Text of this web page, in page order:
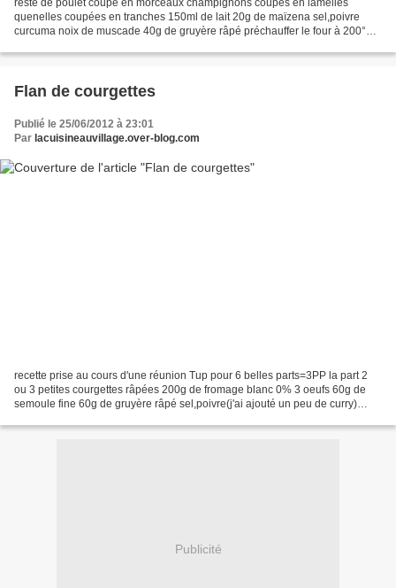
reste de poulet coupé en morceaux champignons coupés en lamelles
quenelles coupées en tranches 150ml de lait 20g de maïzena sel,poivre
curcuma noix de muscade 40g de gruyère râpé préchauffer le four à 200°
Flan de courgettes
Publié le 25/06/2012 à 23:01
Par lacuisineauvillage.over-blog.com
recette prise au cours d'une réunion Tup pour 6 belles parts=3PP la part 2
ou 3 petites courgettes râpées 200g de fromage blanc 0% 3 oeufs 60g de
semoule fine 60g de gruyère râpé sel,poivre(j'ai ajouté un peu de curry)
Publicité